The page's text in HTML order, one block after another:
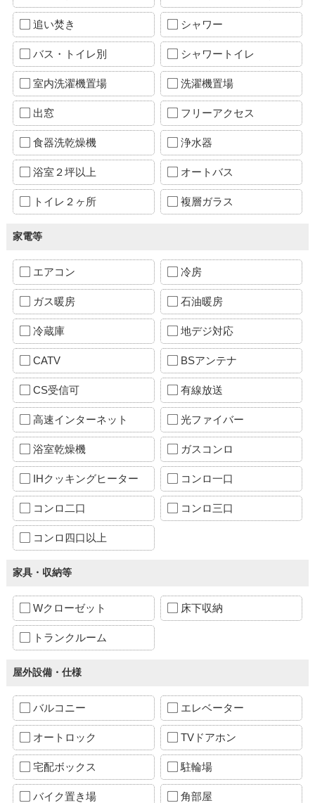
追い焚き シャワー
バス・トイレ別 シャワートイレ
室内洗濯機置場 洗濯機置場
出窓 フリーアクセス
食器洗乾燥機 浄水器
浴室２坪以上 オートバス
トイレ２ヶ所 複層ガラス
家電等
エアコン 冷房
ガス暖房 石油暖房
冷蔵庫 地デジ対応
CATV BSアンテナ
CS受信可 有線放送
高速インターネット 光ファイバー
浴室乾燥機 ガスコンロ
IHクッキングヒーター コンロ一口
コンロ二口 コンロ三口
コンロ四口以上
家具・収納等
Wクローゼット 床下収納
トランクルーム
屋外設備・仕様
バルコニー エレベーター
オートロック TVドアホン
宅配ボックス 駐輪場
バイク置き場 角部屋